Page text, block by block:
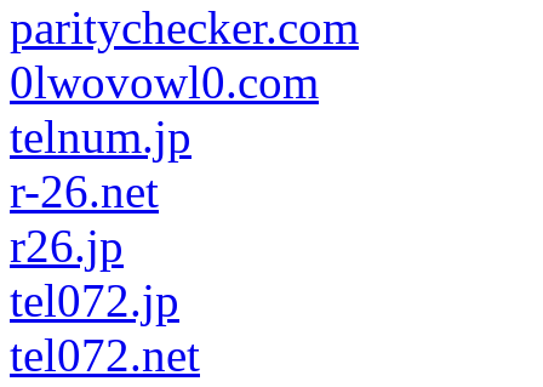
paritychecker.com
0lwovowl0.com
telnum.jp
r-26.net
r26.jp
tel072.jp
tel072.net